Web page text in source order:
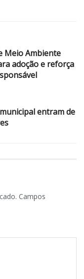
Meio Ambiente
adoção e reforça
entram de
Campos